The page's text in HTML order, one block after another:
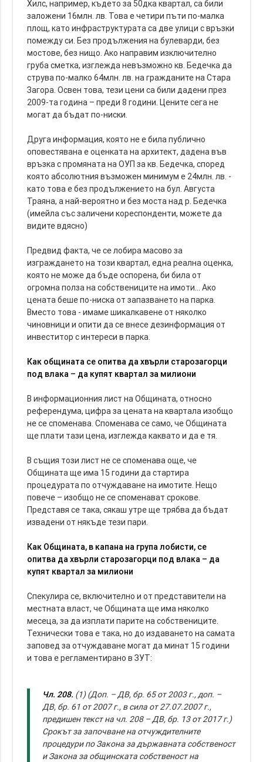
Хилс, например, където за 50дка квартал, са били
заложени 16млн. лв. Това е четири пъти по-малка
площ, като инфраструктурата са две улици с връзки
помежду си. Без продължения на булеварди, без
мостове, без нищо. Ако направим изключително
груба сметка, изглежда невъзможно кв. Бедечка да
струва по-малко 64млн. лв. на гражданите на Стара
Загора. Освен това, тези цени са били дадени през
2009-та година – преди 8 години. Цените сега не
могат да бъдат по-ниски.
Друга информация, която не е била публично
оповестявана е оценката на архитект, дадена във
връзка с промяната на ОУП за кв. Бедечка, според
която абсолютния възможен минимум е 24млн. лв. -
като това е без продължението на бул. Августа
Траяна, а най-вероятно и без моста над р. Бедечка
(имейла със заличени кореспонденти, можете да
видите вдясно)
Предвид факта, че се лобира масово за
изграждането на този квартал, една реална оценка,
която не може да бъде оспорена, би била от
огромна полза на собствениците на имоти… Ако
цената беше по-ниска от запазването на парка.
Вместо това - имаме шикалкавене от няколко
чиновници и опити да се внесе дезинформация от
инвеститор с интереси в парка.
Как общината се опитва да хвърли старозагорци
под влака – да купят квартал за милиони
В информационния лист на Общината, относно
референдума, цифра за цената на квартала изобщо
не се споменава. Споменава се само, че Общината
ще плати тази цена, изглежда каквато и да е тя.
В същия този лист не се споменава още, че
Общината ще има 15 години да стартира
процедурата по отчуждаване на имотите. Нещо
повече – изобщо не се споменават срокове.
Представя се така, сякаш утре ще трябва да бъдат
извадени от някъде тези пари.
Как Общината, в капана на група лобисти, се
опитва да хвърли старозагорци под влака – да
купят квартал за милиони
Спекулира се, включително и от представители на
местната власт, че Общината ще има няколко
месеца, за да изплати парите на собствениците.
Технически това е така, но до издаването на самата
заповед за отчуждаване могат да минат 15 години
и това е регламентирано в ЗУТ:
Чл. 208. (1) (Доп. – ДВ, бр. 65 от 2003 г., доп. –
ДВ, бр. 61 от 2007 г., в сила от 27.07.2007 г.,
предишен текст на чл. 208 – ДВ, бр. 13 от 2017 г.)
Срокът за започване на отчуждителните
процедури по Закона за държавната собственост
и Закона за общинската собственост на